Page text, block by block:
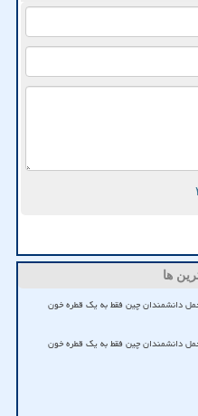
ها
قابل حمل دانشمندان چین فقط به یک قطره خون
قابل حمل دانشمندان چین فقط به یک قطره خون